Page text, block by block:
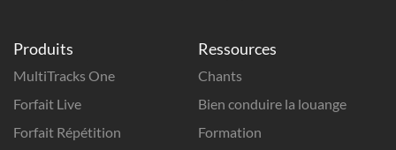
Produits
MultiTracks One
Forfait Live
Forfait Répétition
Ressources
Chants
Bien conduire la louange
Formation